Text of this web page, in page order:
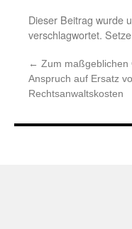
Dieser Beitrag wurde
verschlagwortet.
← Zum maßgeblichen
Anspruch auf Ersatz
Rechtsanwaltskosten